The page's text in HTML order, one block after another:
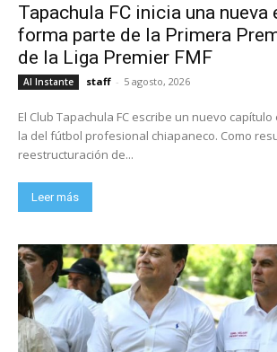
Tapachula FC inicia una nueva
forma parte de la Primera
de la Liga Premier FMF
Al Instante staff - 5 agosto, 2026
El Club Tapachula FC escribe un nuevo
la del fútbol profesional chiapaneco. Como resultado de la nueva
reestructuración de...
Leer más